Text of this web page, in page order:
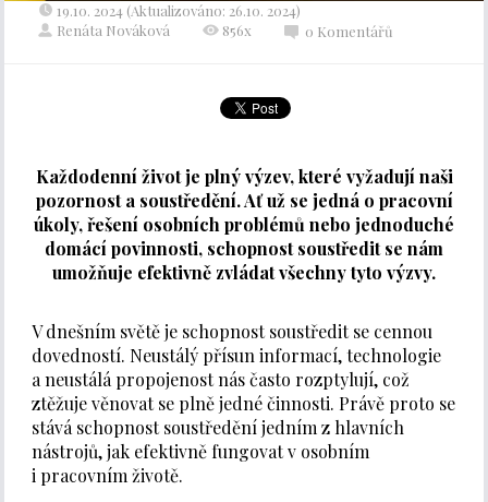
19.10. 2024 (Aktualizováno: 26.10. 2024)
Renáta Nováková
856x 0 Komentářů
Každodenní život je plný výzev, které vyžadují naši
pozornost a soustředění. Ať už se jedná o pracovní
úkoly, řešení osobních problémů nebo jednoduché
domácí povinnosti, schopnost soustředit se nám
umožňuje efektivně zvládat všechny tyto výzvy.
V dnešním světě je schopnost soustředit se cennou
dovedností. Neustálý přísun informací, technologie
a neustálá propojenost nás často rozptylují, což
ztěžuje věnovat se plně jedné činnosti. Právě proto se
stává schopnost soustředění jedním z hlavních
nástrojů, jak efektivně fungovat v osobním
i pracovním životě.